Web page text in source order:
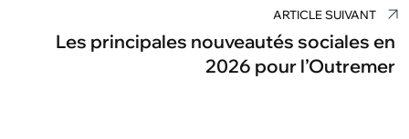
ARTICLE SUIVANT
Les principales nouveautés sociales en
2026 pour l’Outremer